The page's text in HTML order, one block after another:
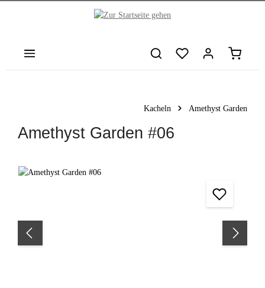
Kacheln Amethyst Garden
Amethyst Garden #06
Bildergalerie überspringen